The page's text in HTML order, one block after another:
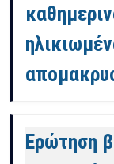
Ερώτηση